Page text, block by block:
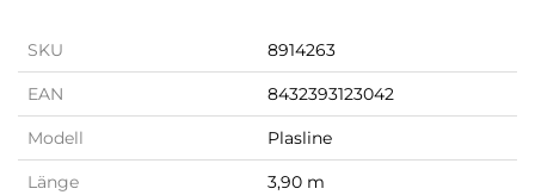
SKU 8914263
EAN 8432393123042
Modell Plasline
Länge 3,90 m